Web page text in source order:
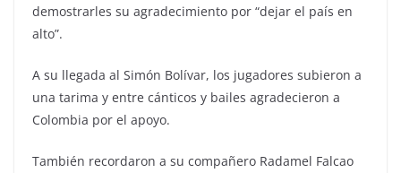
demostrarles su agradecimiento por “dejar el país en
alto”.
A su llegada al Simón Bolívar, los jugadores subieron a
una tarima y entre cánticos y bailes agradecieron a
Colombia por el apoyo.
También recordaron a su compañero Radamel Falcao